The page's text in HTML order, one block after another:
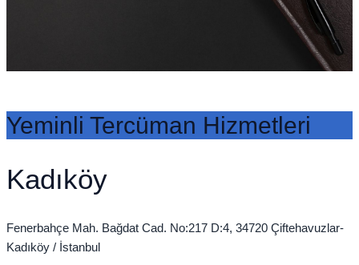
Yeminli Tercüman Hizmetleri
Kadıköy
Fenerbahçe Mah. Bağdat Cad. No:217 D:4, 34720 Çiftehavuzlar-
Kadıköy / İstanbul